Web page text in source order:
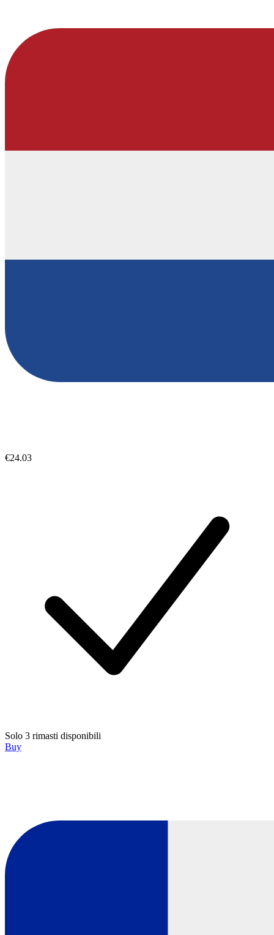
€24.03
Solo 3 rimasti disponibili
Buy